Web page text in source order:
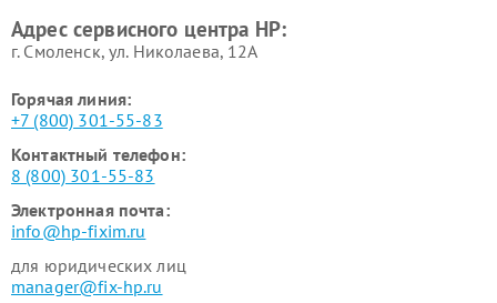
Адрес сервисного центра HP:
г. Смоленск, ул. Николаева, 12А
Горячая линия:
+7 (800) 301-55-83
Контактный телефон:
8 (800) 301-55-83
Электронная почта:
info@hp-fixim.ru
для юридических лиц
manager@fix-hp.ru